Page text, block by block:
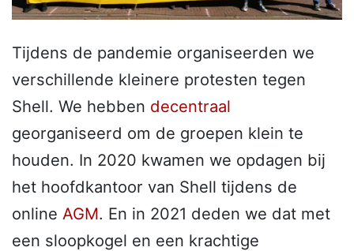
Tijdens de pandemie organiseerden we
verschillende kleinere protesten tegen
Shell. We hebben decentraal
georganiseerd om de groepen klein te
houden. In 2020 kwamen we opdagen bij
het hoofdkantoor van Shell tijdens de
online AGM. En in 2021 deden we dat met
een sloopkogel en een krachtige